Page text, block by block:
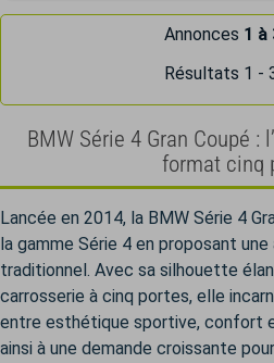
Annonces 1 à
Résultats 1 -
BMW Série 4 Gran Coupé :
format cinq
Lancée en 2014, la BMW Série 4
la gamme Série 4 en proposant
traditionnel. Avec sa silhouette
carrosserie à cinq portes, elle
entre esthétique sportive, confort
ainsi à une demande croissante